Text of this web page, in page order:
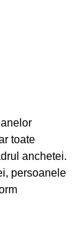
toate
anchetei.
persoanele